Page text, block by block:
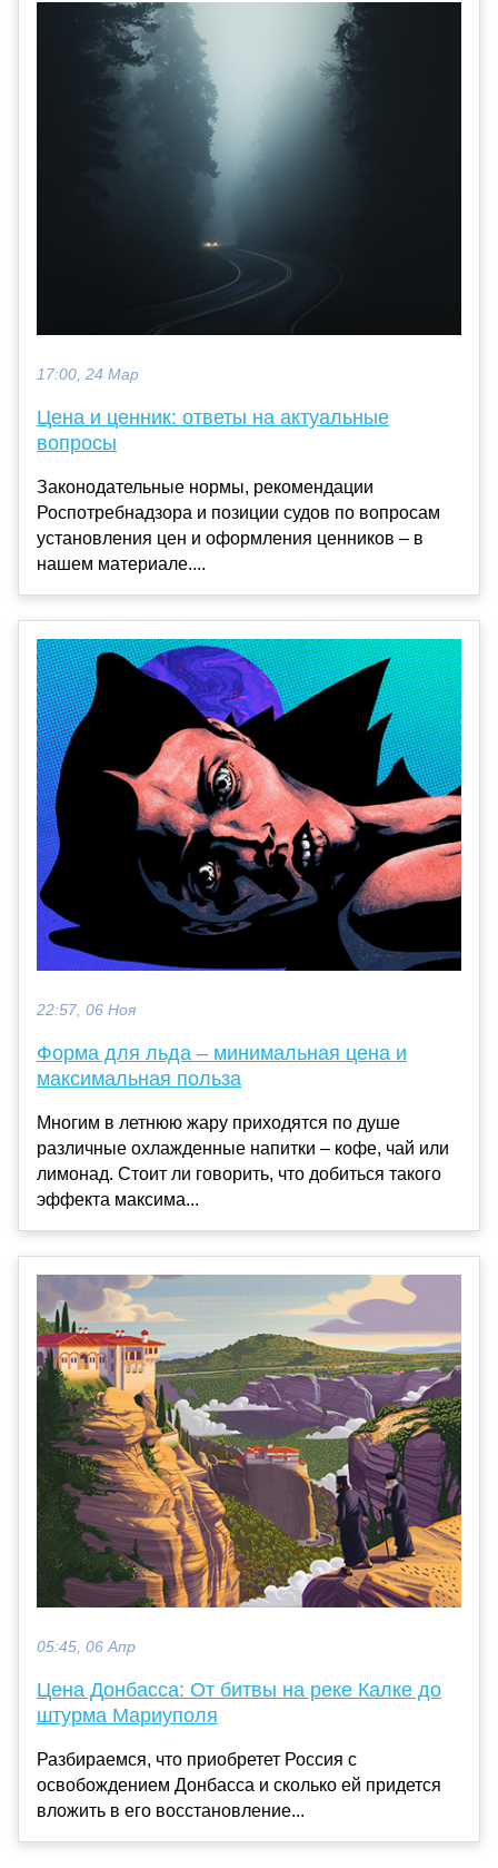
17:00, 24 Мар
Цена и ценник: ответы на актуальные
вопросы
Законодательные нормы, рекомендации
Роспотребнадзора и позиции судов по вопросам
установления цен и оформления ценников – в
нашем материале....
22:57, 06 Ноя
Форма для льда – минимальная цена и
максимальная польза
Многим в летнюю жару приходятся по душе
различные охлажденные напитки – кофе, чай или
лимонад. Стоит ли говорить, что добиться такого
эффекта максима...
05:45, 06 Апр
Цена Донбасса: От битвы на реке Калке до
штурма Мариуполя
Разбираемся, что приобретет Россия с
освобождением Донбасса и сколько ей придется
вложить в его восстановление...